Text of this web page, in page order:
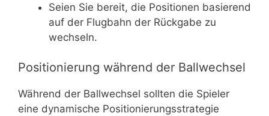
Seien Sie bereit, die Positionen basierend
auf der Flugbahn der Rückgabe zu
wechseln.
Positionierung während der Ballwechsel
Während der Ballwechsel sollten die Spieler
eine dynamische Positionierungsstrategie